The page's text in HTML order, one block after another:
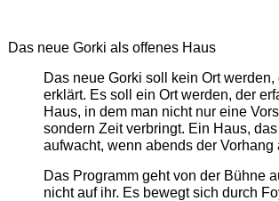
Das neue Gorki als offenes Haus
Das neue Gorki soll kein Ort werden,
erklärt. Es soll ein Ort werden, der
Haus, in dem man nicht nur eine
sondern Zeit verbringt. Ein Haus,
aufwacht, wenn abends der Vorhang
Das Programm geht von der Bühne
nicht auf ihr. Es bewegt sich durch